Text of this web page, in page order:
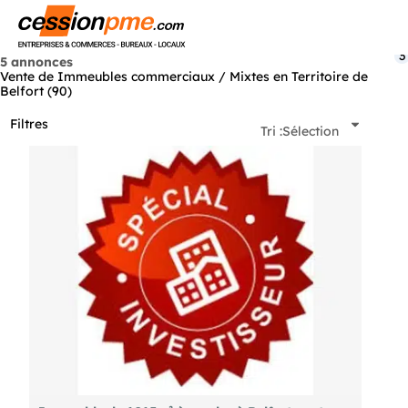
5 annonces
Vente de Immeubles commerciaux / Mixtes en Territoire de
Belfort (90)
Filtres
3
Tri :Sélection